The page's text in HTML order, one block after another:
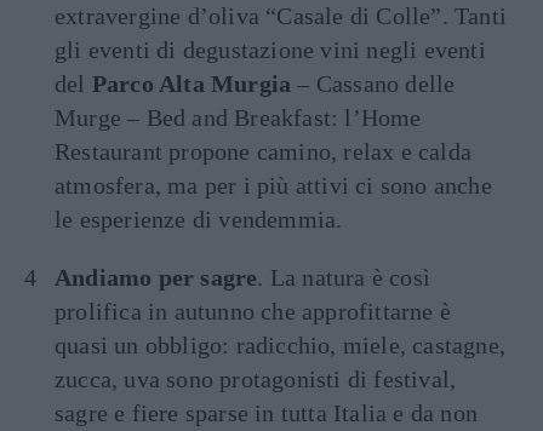
extravergine d’oliva “Casale di Colle”. Tanti
gli eventi di degustazione vini negli eventi
del Parco Alta Murgia – Cassano delle
Murge – Bed and Breakfast: l’Home
Restaurant propone camino, relax e calda
atmosfera, ma per i più attivi ci sono anche
le esperienze di vendemmia.
Andiamo per sagre. La natura è così
prolifica in autunno che approfittarne è
quasi un obbligo: radicchio, miele, castagne,
zucca, uva sono protagonisti di festival,
sagre e fiere sparse in tutta Italia e da non